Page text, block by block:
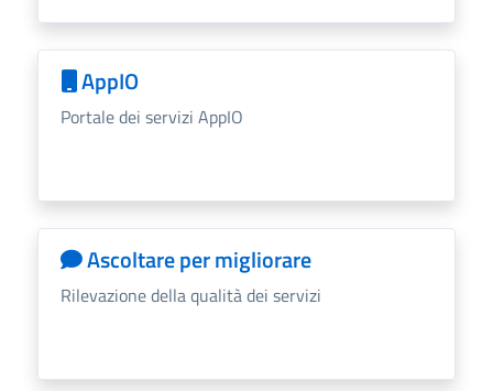
AppIO
Portale dei servizi AppIO
Ascoltare per migliorare
Rilevazione della qualità dei servizi